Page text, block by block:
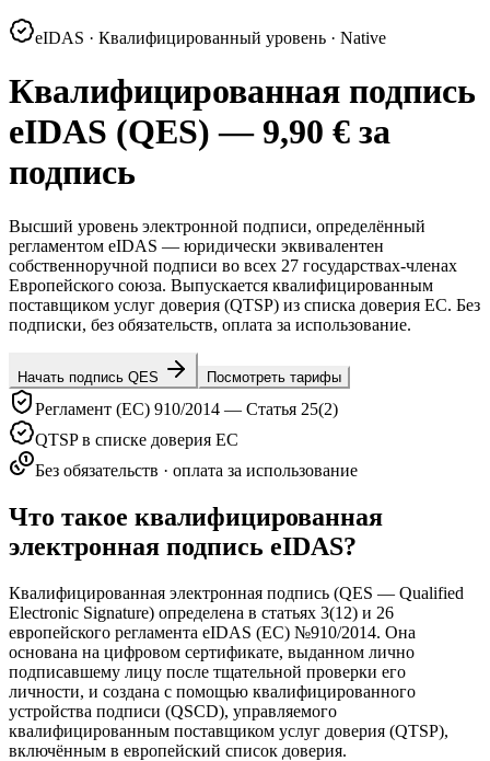
eIDAS · Квалифицированный уровень · Native
Квалифицированная подпись
eIDAS (QES) — 9,90 € за
подпись
Высший уровень электронной подписи, определённый
регламентом eIDAS — юридически эквивалентен
собственноручной подписи во всех 27 государствах-членах
Европейского союза. Выпускается квалифицированным
поставщиком услуг доверия (QTSP) из списка доверия ЕС. Без
подписки, без обязательств, оплата за использование.
Начать подпись QES Посмотреть тарифы
Регламент (ЕС) 910/2014 — Статья 25(2)
QTSP в списке доверия ЕС
Без обязательств · оплата за использование
Что такое квалифицированная
электронная подпись eIDAS?
Квалифицированная электронная подпись (QES — Qualified
Electronic Signature) определена в статьях 3(12) и 26
европейского регламента eIDAS (ЕС) №910/2014. Она
основана на цифровом сертификате, выданном лично
подписавшему лицу после тщательной проверки его
личности, и создана с помощью квалифицированного
устройства подписи (QSCD), управляемого
квалифицированным поставщиком услуг доверия (QTSP),
включённым в европейский список доверия.